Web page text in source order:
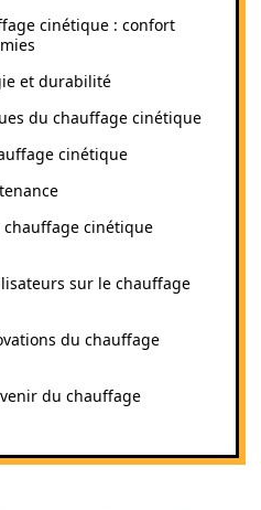
cinétique : confort
et durabilité
du chauffage cinétique
cinétique
cinétique
sur le chauffage
du chauffage
du chauffage